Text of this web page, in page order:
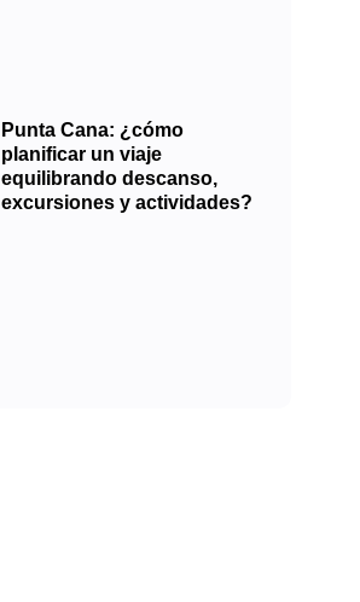
Punta Cana: ¿cómo
planificar un viaje
equilibrando descanso,
excursiones y actividades?